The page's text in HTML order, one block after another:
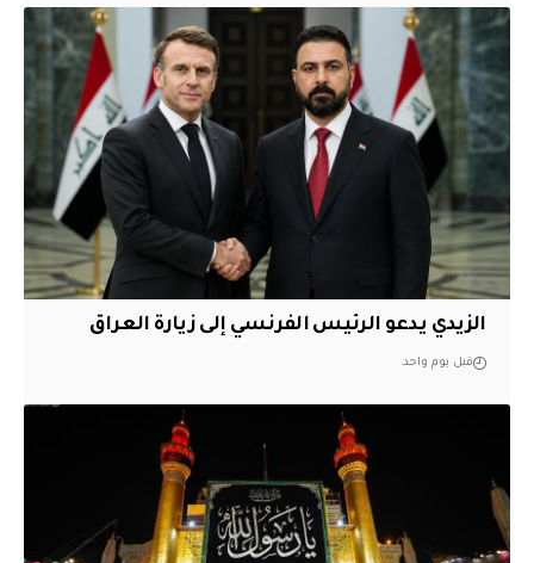
الزيدي يدعو الرئيس الفرنسي إلى زيارة العراق
قبل يوم واحد